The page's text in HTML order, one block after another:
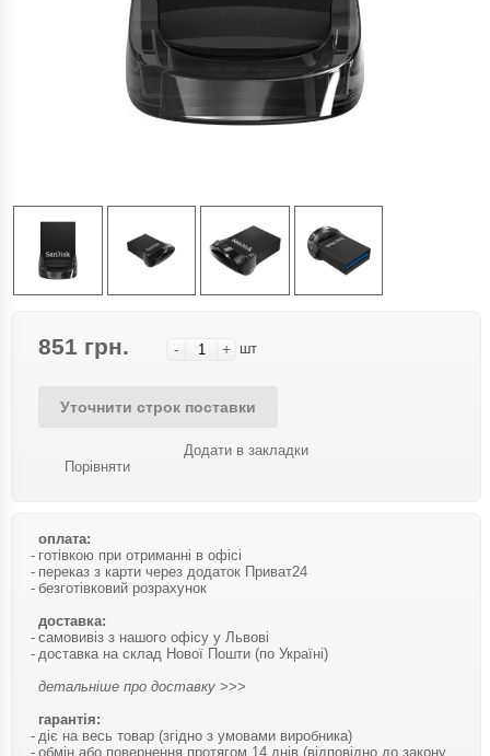
851 грн. - + шт
Уточнити строк поставки
Порівняти
Додати в закладки
оплата:
готівкою при отриманні в офісі
переказ з карти через додаток Приват24
безготівковий розрахунок
доставка:
самовивіз з нашого офісу у Львові
доставка на склад Нової Пошти (по Україні)
детальніше про доставку >>>
гарантія:
діє на весь товар (згідно з умовами виробника)
обмін або повернення протягом 14 днів (відповідно до закону